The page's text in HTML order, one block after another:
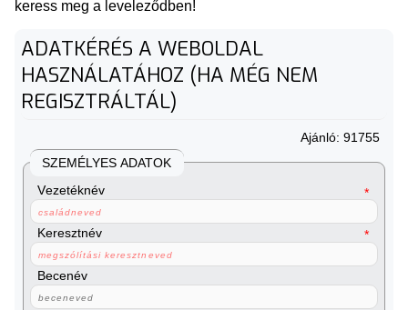
keress meg a leveleződben!
ADATKÉRÉS A WEBOLDAL
HASZNÁLATÁHOZ (HA MÉG NEM
REGISZTRÁLTÁL)
Ajánló: 91755
SZEMÉLYES ADATOK
Vezetéknév
Keresztnév
Becenév